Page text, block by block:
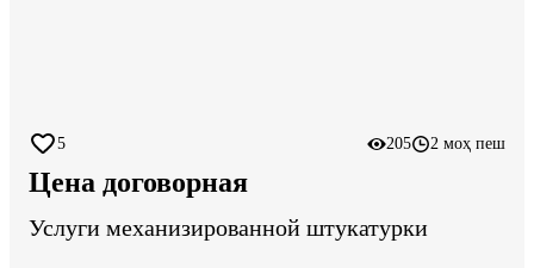
5 205 2 моҳ пеш
Цена договорная
Услуги механизированной штукатурки